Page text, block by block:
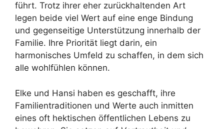
führt. Trotz ihrer eher zurückhaltenden Art
legen beide viel Wert auf eine enge Bindung
und gegenseitige Unterstützung innerhalb der
Familie. Ihre Priorität liegt darin, ein
harmonisches Umfeld zu schaffen, in dem sich
alle wohlfühlen können.
Elke und Hansi haben es geschafft, ihre
Familientraditionen und Werte auch inmitten
eines oft hektischen öffentlichen Lebens zu